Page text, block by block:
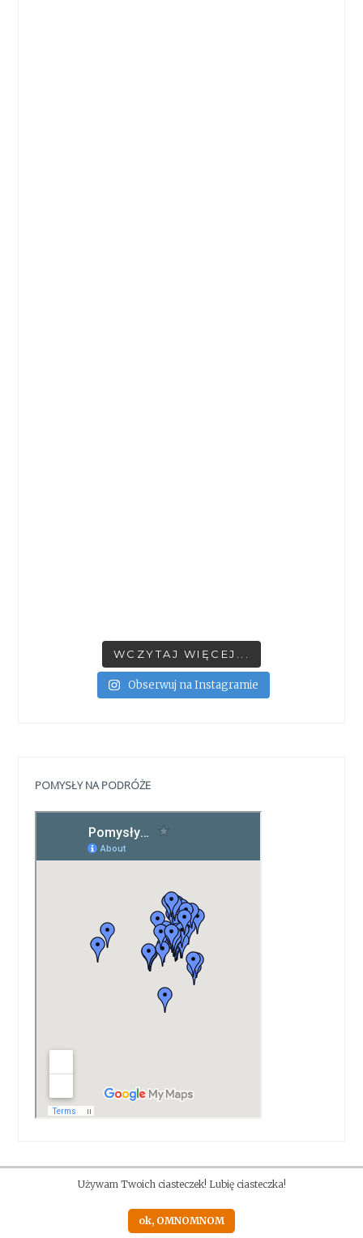
WCZYTAJ WIĘCEJ...
Obserwuj na Instagramie
POMYSŁY NA PODRÓŻE
Proudly powered by WordPress|Theme: Anissa by
Używam Twoich ciasteczek! Lubię ciasteczka!
ok, OMNOMNOM